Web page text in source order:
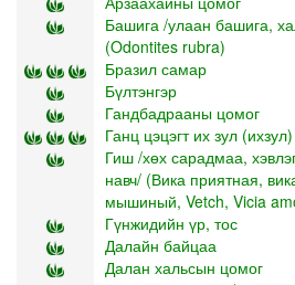
Башига /улаан башига,
(Odontites rubra)
Бразил самар
Бүлтэнгэр
Гандбадрааны цомог
Ганц цэцэгт их зул (ихзул)
Гиш /хөх сарадмаа,
навч/ (Вика приятная,
мышиный, Vetch, Vicia
Гүнжидийн үр, тос
Далайн байцаа
Далан хальсын цомог